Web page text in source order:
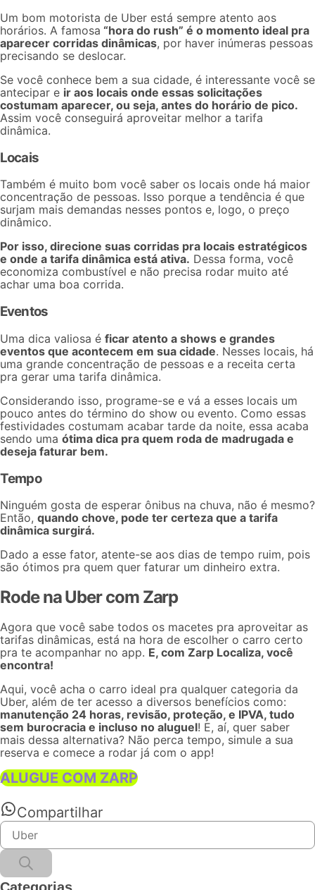
Um bom motorista de Uber está sempre atento aos
horários. A famosa “hora do rush” é o momento ideal pra
aparecer corridas dinâmicas, por haver inúmeras pessoas
precisando se deslocar.
Se você conhece bem a sua cidade, é interessante você se
antecipar e ir aos locais onde essas solicitações
costumam aparecer, ou seja, antes do horário de pico.
Assim você conseguirá aproveitar melhor a tarifa
dinâmica.
Locais
Também é muito bom você saber os locais onde há maior
concentração de pessoas. Isso porque a tendência é que
surjam mais demandas nesses pontos e, logo, o preço
dinâmico.
Por isso, direcione suas corridas pra locais estratégicos
e onde a tarifa dinâmica está ativa. Dessa forma, você
economiza combustível e não precisa rodar muito até
achar uma boa corrida.
Eventos
Uma dica valiosa é ficar atento a shows e grandes
eventos que acontecem em sua cidade. Nesses locais, há
uma grande concentração de pessoas e a receita certa
pra gerar uma tarifa dinâmica.
Considerando isso, programe-se e vá a esses locais um
pouco antes do término do show ou evento. Como essas
festividades costumam acabar tarde da noite, essa acaba
sendo uma ótima dica pra quem roda de madrugada e
deseja faturar bem.
Tempo
Ninguém gosta de esperar ônibus na chuva, não é mesmo?
Então, quando chove, pode ter certeza que a tarifa
dinâmica surgirá.
Dado a esse fator, atente-se aos dias de tempo ruim, pois
são ótimos pra quem quer faturar um dinheiro extra.
Rode na Uber com Zarp
Agora que você sabe todos os macetes pra aproveitar as
tarifas dinâmicas, está na hora de escolher o carro certo
pra te acompanhar no app. E, com Zarp Localiza, você
encontra!
Aqui, você acha o carro ideal pra qualquer categoria da
Uber, além de ter acesso a diversos benefícios como:
manutenção 24 horas, revisão, proteção, e IPVA, tudo
sem burocracia e incluso no aluguel! E, aí, quer saber
mais dessa alternativa? Não perca tempo, simule a sua
reserva e comece a rodar já com o app!
ALUGUE COM ZARP
Compartilhar